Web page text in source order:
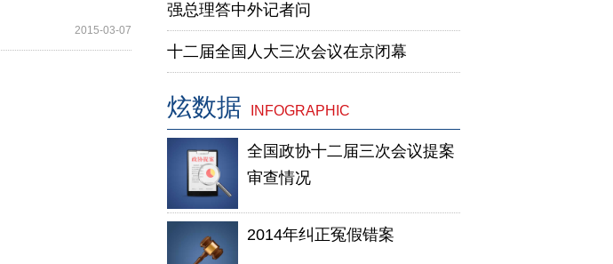
2015-03-07
强总理答中外记者问
十二届全国人大三次会议在京闭幕
炫数据 INFOGRAPHIC
全国政协十二届三次会议提案
审查情况
2014年纠正冤假错案